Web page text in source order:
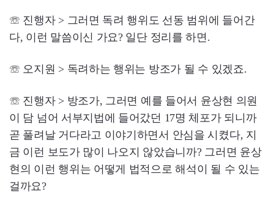
☏ 진행자 > 그러면 독려 행위도 선동 범위에 들어간
다, 이런 말씀이신 가요? 일단 정리를 하면.
☏ 오지원 > 독려하는 행위는 방조가 될 수 있겠죠.
☏ 진행자 > 방조가, 그러면 예를 들어서 윤상현 의원
이 담 넘어 서부지법에 들어갔던 17명 체포가 되니까
곧 풀려날 거다라고 이야기하면서 안심을 시켰다, 지
금 이런 보도가 많이 나오지 않았습니까? 그러면 윤상
현의 이런 행위는 어떻게 법적으로 해석이 될 수 있는
걸까요?